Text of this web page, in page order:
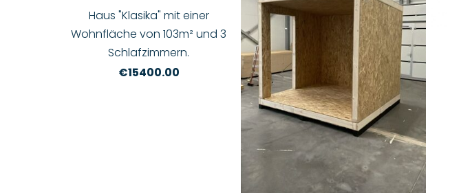
Haus "Klasika" mit einer
Wohnfläche von 103m² und 3
Schlafzimmern.
€15400.00